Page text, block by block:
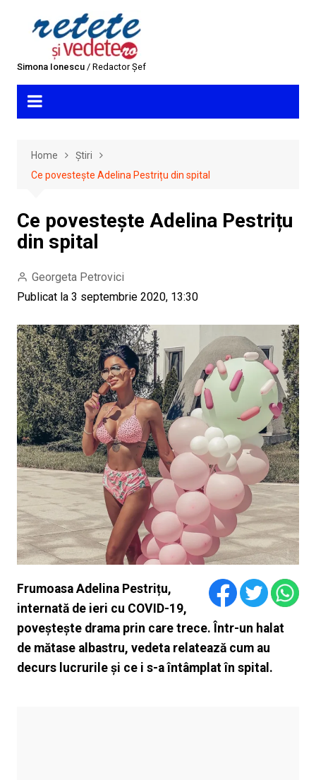
Simona Ionescu/ Redactor Șef
Home
Știri
Ce povestește Adelina Pestrițu din spital
Ce povestește Adelina Pestrițu
din spital
Georgeta Petrovici
Publicat la 3 septembrie 2020, 13:30
Frumoasa Adelina Pestrițu,
internată de ieri cu COVID-19,
poveștește drama prin care trece. Într-un halat
de mătase albastru, vedeta relatează cum au
decurs lucrurile și ce i s-a întâmplat în spital.